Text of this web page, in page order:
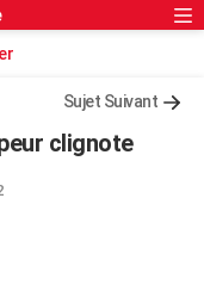
Sujet Suivant
clignote